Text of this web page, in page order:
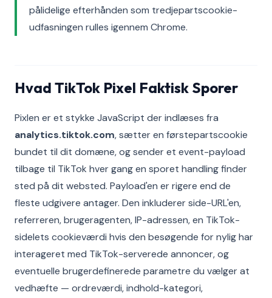
pålidelige efterhånden som tredjepartscookie-
udfasningen rulles igennem Chrome.
Hvad TikTok Pixel Faktisk Sporer
Pixlen er et stykke JavaScript der indlæses fra
analytics.tiktok.com, sætter en førstepartscookie
bundet til dit domæne, og sender et event-payload
tilbage til TikTok hver gang en sporet handling finder
sted på dit websted. Payload'en er rigere end de
fleste udgivere antager. Den inkluderer side-URL'en,
referreren, brugeragenten, IP-adressen, en TikTok-
sidelets cookieværdi hvis den besøgende for nylig har
interageret med TikTok-serverede annoncer, og
eventuelle brugerdefinerede parametre du vælger at
vedhæfte — ordreværdi, indhold-kategori,